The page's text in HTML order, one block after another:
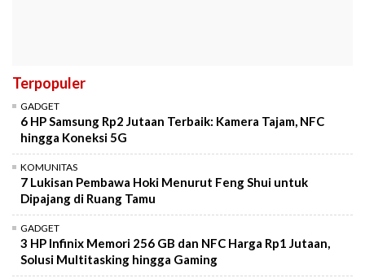
Terpopuler
GADGET
6 HP Samsung Rp2 Jutaan Terbaik: Kamera Tajam, NFC
hingga Koneksi 5G
KOMUNITAS
7 Lukisan Pembawa Hoki Menurut Feng Shui untuk
Dipajang di Ruang Tamu
GADGET
3 HP Infinix Memori 256 GB dan NFC Harga Rp1 Jutaan,
Solusi Multitasking hingga Gaming